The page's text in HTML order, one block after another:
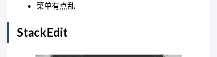
菜单有点乱
StackEdit